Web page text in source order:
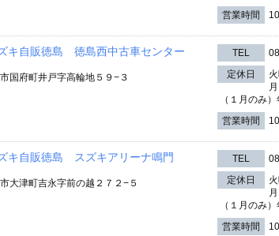
営業時間
ズキ自販徳島 徳島西中古車センター
国府町井戸字高輪地５９−３
TEL
定休日
（１月のみ
営業時間
ズキ自販徳島 スズキアリーナ鳴門
大津町吉永字前の越２７２−５
TEL
定休日
（１月のみ
営業時間